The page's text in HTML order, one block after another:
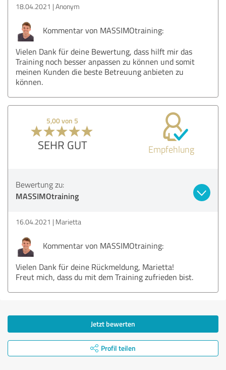
18.04.2021 Anonym
Kommentar von MASSIMOtraining:
Vielen Dank für deine Bewertung, dass hilft mir das
Training noch besser anpassen zu können und somit
meinen Kunden die beste Betreuung anbieten zu
können.
5,00 von 5
SEHR GUT Empfehlung
Bewertung zu:
MASSIMOtraining
16.04.2021 Marietta
Kommentar von MASSIMOtraining:
Vielen Dank für deine Rückmeldung, Marietta!
Freut mich, dass du mit dem Training zufrieden bist.
Jetzt bewerten
Profil teilen